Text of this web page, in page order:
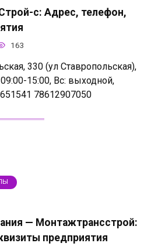
с: Адрес, телефон,
163
330 (ул Ставропольская),
15:00, Вс: выходной,
78612907050
— Монтажтрансстрой:
предприятия